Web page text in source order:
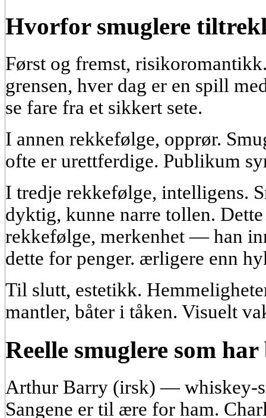
Hvorfor smuglere
Først og fremst,
grensen, hver dag er en spill
se fare fra et sikkert sete.
I annen rekkefølge, opprør.
ofte er urettferdige. Publikum
I tredje rekkefølge, intelligens.
dyktig, kunne narre tollen.
rekkefølge, merkenhet — han
dette for penger. ærligere enn
Til slutt, estetikk.
mantler, båter i tåken. Visuelt
Reelle smuglere som
Arthur Barry (irsk) — whiskey-
Sangene er til ære for ham.